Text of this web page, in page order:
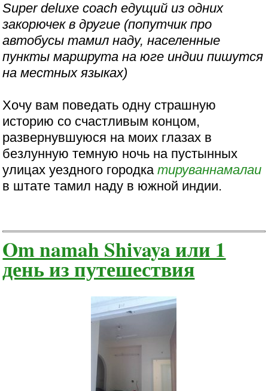
Super deluxe coach едущий из одних
закорючек в другие (попутчик про
автобусы тамил наду, населенные
пункты маршрута на юге индии пишутся
на местных языках)
Хочу вам поведать одну страшную
историю со счастливым концом,
развернувшуюся на моих глазах в
безлунную темную ночь на пустынных
улицах уездного городкатируваннамалаи
в штате тамил наду в южной индии.
Om namah Shivaya или 1
день из путешествия